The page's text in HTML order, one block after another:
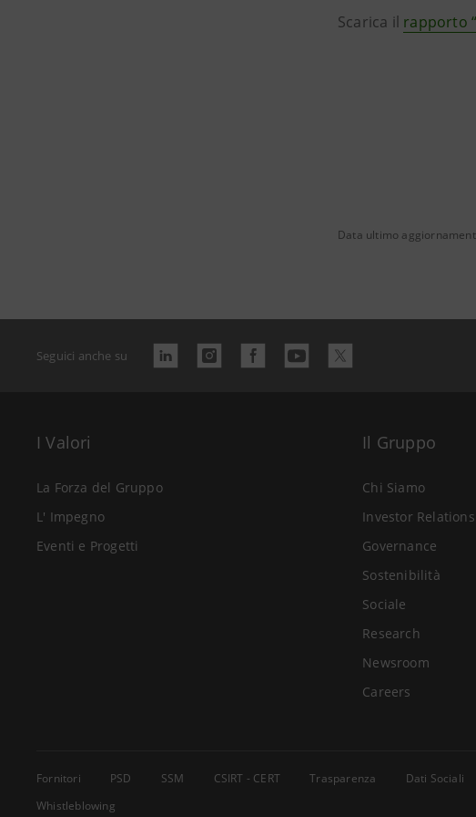
Scarica il rapporto
Data ultimo
Seguici anche su
I Valori
La Forza del Gruppo
L' Impegno
Eventi e Progetti
Il Gruppo
Chi Siamo
Investor Relations
Governance
Sostenibilità
Sociale
Research
Newsroom
Careers
Fornitori PSD SSM CSIRT - CERT Trasparenza Dati Sociali
Whistleblowing